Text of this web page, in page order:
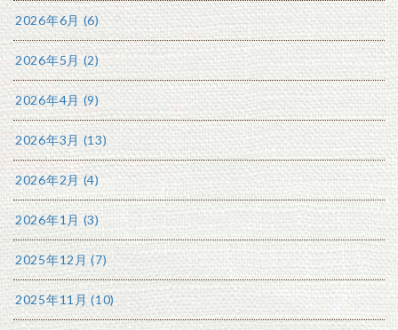
2026年6月 (6)
2026年5月 (2)
2026年4月 (9)
2026年3月 (13)
2026年2月 (4)
2026年1月 (3)
2025年12月 (7)
2025年11月 (10)